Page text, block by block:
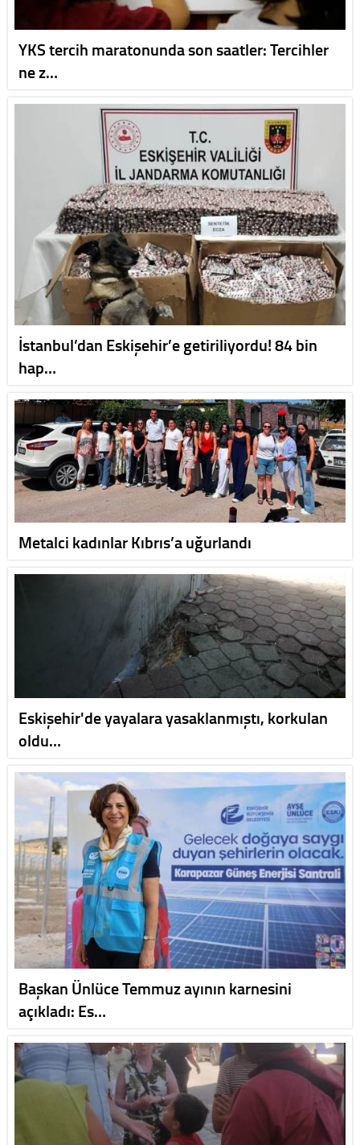
YKS tercih maratonunda son saatler: Tercihler
ne z…
İstanbul’dan Eskişehir’e getiriliyordu! 84 bin
hap…
Metalci kadınlar Kıbrıs’a uğurlandı
Eskişehir'de yayalara yasaklanmıştı, korkulan
oldu…
Başkan Ünlüce Temmuz ayının karnesini
açıkladı: Es…